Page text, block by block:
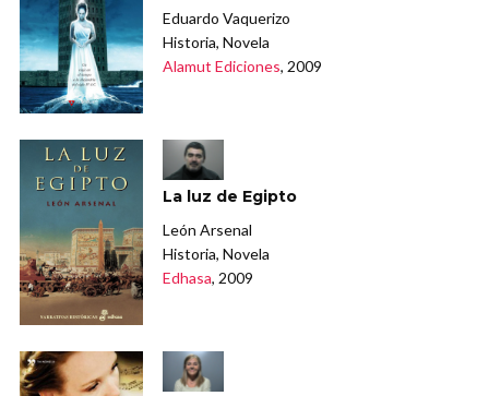
Eduardo Vaquerizo
Historia, Novela
Alamut Ediciones, 2009
La luz de Egipto
León Arsenal
Historia, Novela
Edhasa, 2009